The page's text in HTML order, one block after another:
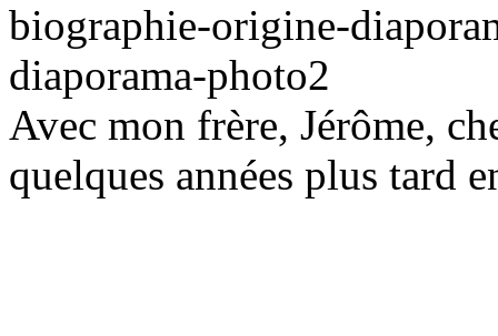
biographie-origine-
diaporama-photo2
Avec mon frère, Jérôme,
quelques années plus tard